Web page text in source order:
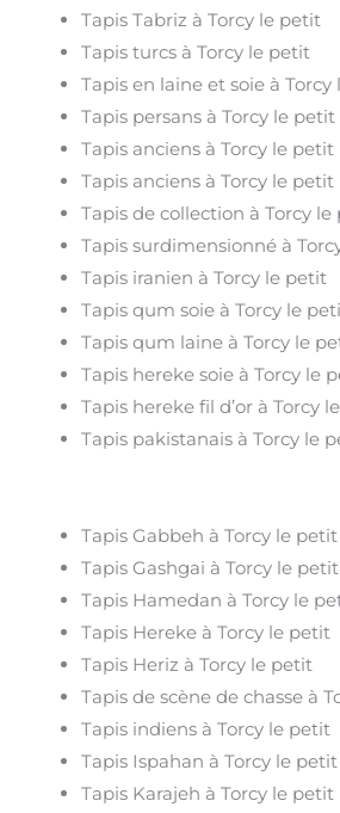
Tapis Tabriz à Torcy le petit
Tapis turcs à Torcy le petit
Tapis en laine et soie à
Tapis persans à Torcy le petit
Tapis anciens à Torcy le petit
Tapis anciens à Torcy le petit
Tapis de collection à Torcy le
Tapis surdimensionné à
Tapis iranien à Torcy le petit
Tapis qum soie à Torcy le
Tapis qum laine à Torcy le
Tapis hereke soie à Torcy le
Tapis hereke fil d’or à Torcy
Tapis pakistanais à Torcy le
Tapis Gabbeh à Torcy le petit
Tapis Gashgai à Torcy le petit
Tapis Hamedan à Torcy le
Tapis Hereke à Torcy le petit
Tapis Heriz à Torcy le petit
Tapis de scène de chasse à
Tapis indiens à Torcy le petit
Tapis Ispahan à Torcy le petit
Tapis Karajeh à Torcy le petit